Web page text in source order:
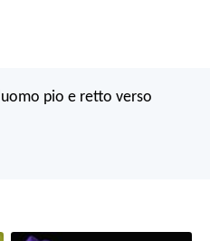
pio e retto verso